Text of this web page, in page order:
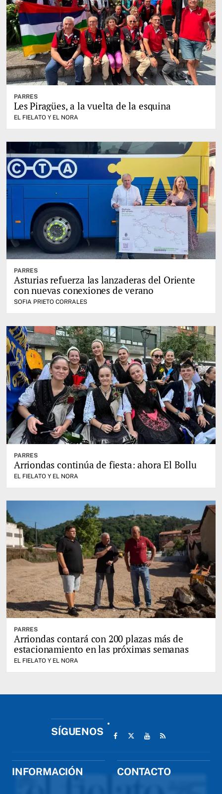
PARRES
Les Piragües, a la vuelta de la esquina
EL FIELATO Y EL NORA
PARRES
Asturias refuerza las lanzaderas del Oriente
con nuevas conexiones de verano
SOFIA PRIETO CORRALES
PARRES
Arriondas continúa de fiesta: ahora El Bollu
EL FIELATO Y EL NORA
PARRES
Arriondas contará con 200 plazas más de
estacionamiento en las próximas semanas
EL FIELATO Y EL NORA
SÍGUENOS
INFORMACIÓN CONTACTO